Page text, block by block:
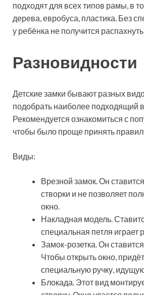
подходят для всех типов рамы, в
дерева, евробуса, пластика. Без
у ребёнка не получится
Разновидности
Детские замки бывают разных
подобрать наиболее подходящий
Рекомендуется ознакомиться с
чтобы было проще принять
Виды:
Врезной замок. Он
створки и не позволяет
окно.
Накладная модель.
специальная петля играет
Замок-розетка. Он
Чтобы открыть окно,
специальную ручку,
Блокада. Этот вид